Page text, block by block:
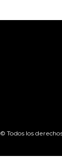
© Todos los